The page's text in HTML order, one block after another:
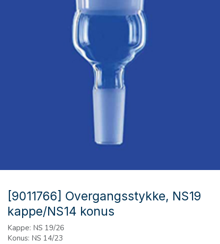
[9011766] Overgangsstykke, NS19
kappe/NS14 konus
Kappe: NS 19/26
Konus: NS 14/23